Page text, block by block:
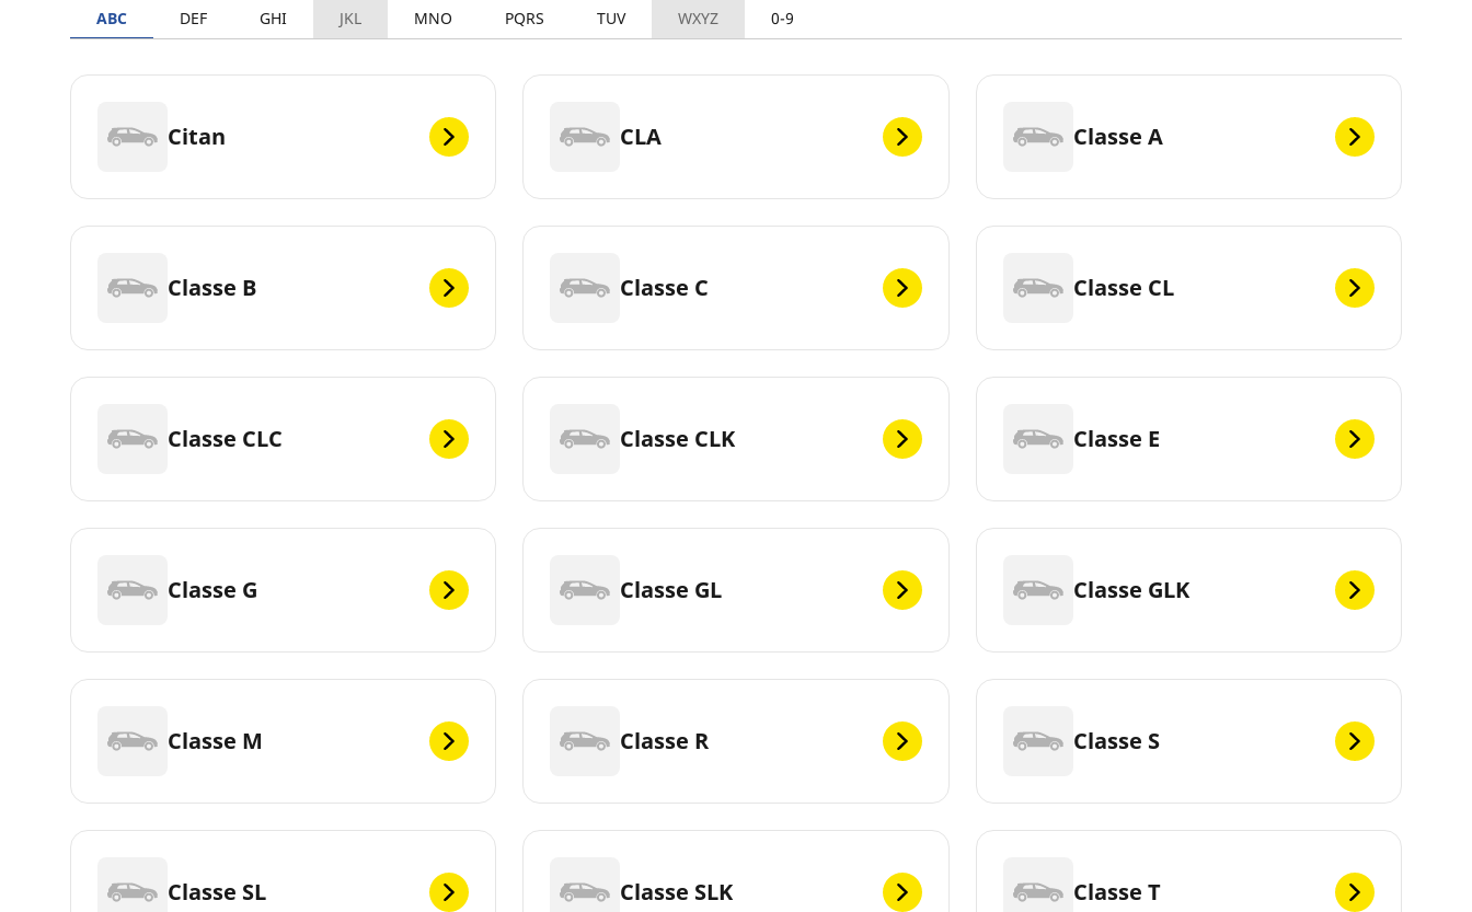
ABC DEF GHI JKL MNO PQRS TUV WXYZ 0-9
Citan CLA Classe A
Classe B Classe C Classe CL
Classe CLC Classe CLK Classe E
Classe G Classe GL Classe GLK
Classe M Classe R Classe S
Classe SL Classe SLK Classe T